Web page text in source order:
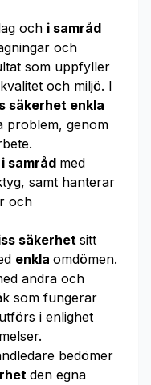
och i samråd
och
som uppfyller
och miljö. I
säkerhet enkla
problem, genom
i samråd med
samt hanterar
och
säkerhetsitt
enkla omdömen.
andra och
som fungerar
i enlighet
bedömer
den egna